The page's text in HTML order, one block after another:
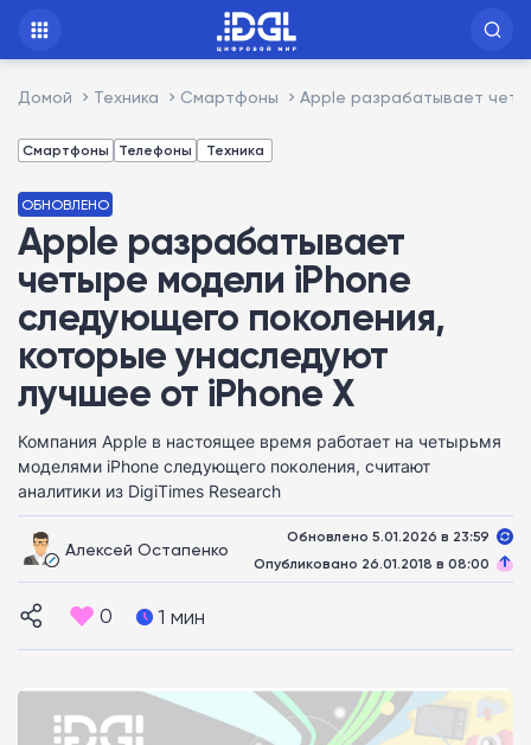
Домой Техника Смартфоны Apple разрабатывает
Смартфоны Телефоны Техника
ОБНОВЛЕНО
Apple разрабатывает
четыре модели iPhone
следующего поколения,
которые унаследуют
лучшее от iPhone X
Компания Apple в настоящее время работает на четырьмя
моделями iPhone следующего поколения, считают
аналитики из DigiTimes Research
Алексей Остапенко
Обновлено 5.01.2026 в 23:59
Опубликовано 26.01.2018 в 08:00
0 1 мин